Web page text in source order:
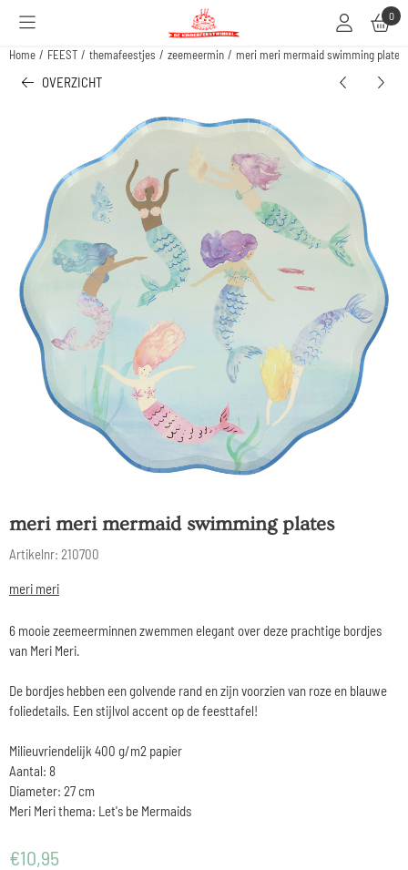
Cookievoorkeuren zijn beschikbaar. Kies instellingen of sta alle cookies toe.0
Home / FEEST / themafeestjes / zeemeermin / meri meri mermaid swimming plates
OVERZICHT
meri meri mermaid swimming plates
Artikelnr: 210700
meri meri
6 mooie zeemeerminnen zwemmen elegant over deze prachtige bordjes
van Meri Meri.
De bordjes hebben een golvende rand en zijn voorzien van roze en blauwe
foliedetails. Een stijlvol accent op de feesttafel!
Milieuvriendelijk 400 g/m2 papier
Aantal: 8
Diameter: 27 cm
Meri Meri thema: Let's be Mermaids
€10,95